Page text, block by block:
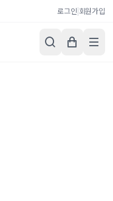
로그인|회원가입